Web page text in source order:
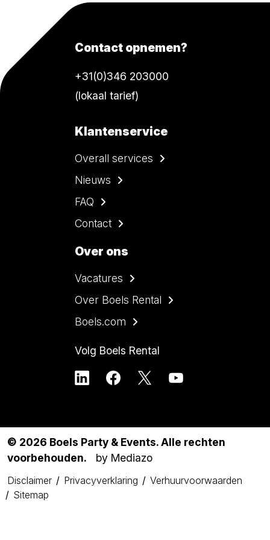
Contact opnemen?
+31(0)346 203000
(lokaal tarief)
Klantenservice
Overall services
Nieuws
FAQ
Contact
Over ons
Vacatures
Over Boels Rental
Boels.com
Volg Boels Rental
© 2026 Boels Party & Events. Alle rechten
voorbehouden.
by Mediazo
Disclaimer Privacyverklaring
Verhuurvoorwaarden
Sitemap